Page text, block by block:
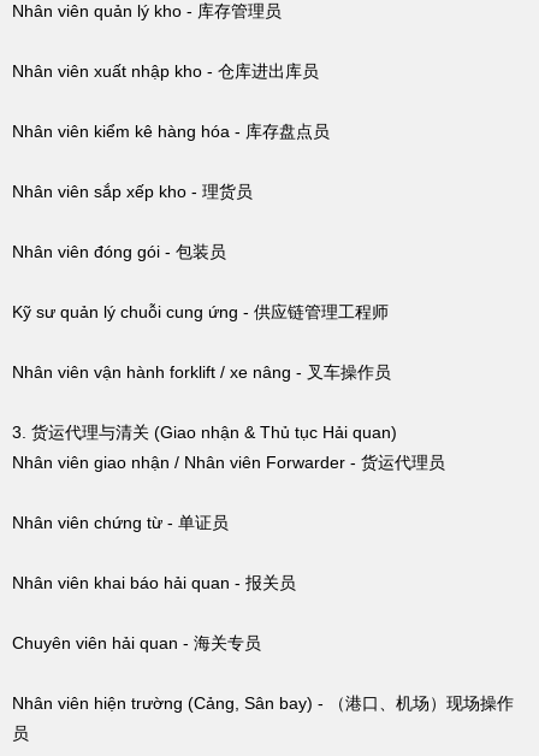
Nhân viên quản lý kho - 库存管理员
Nhân viên xuất nhập kho - 仓库进出库员
Nhân viên kiểm kê hàng hóa - 库存盘点员
Nhân viên sắp xếp kho - 理货员
Nhân viên đóng gói - 包装员
Kỹ sư quản lý chuỗi cung ứng - 供应链管理工程师
Nhân viên vận hành forklift / xe nâng - 叉车操作员
3. 货运代理与清关 (Giao nhận & Thủ tục Hải quan)
Nhân viên giao nhận / Nhân viên Forwarder - 货运代理员
Nhân viên chứng từ - 单证员
Nhân viên khai báo hải quan - 报关员
Chuyên viên hải quan - 海关专员
Nhân viên hiện trường (Cảng, Sân bay) - （港口、机场）现场操作
员